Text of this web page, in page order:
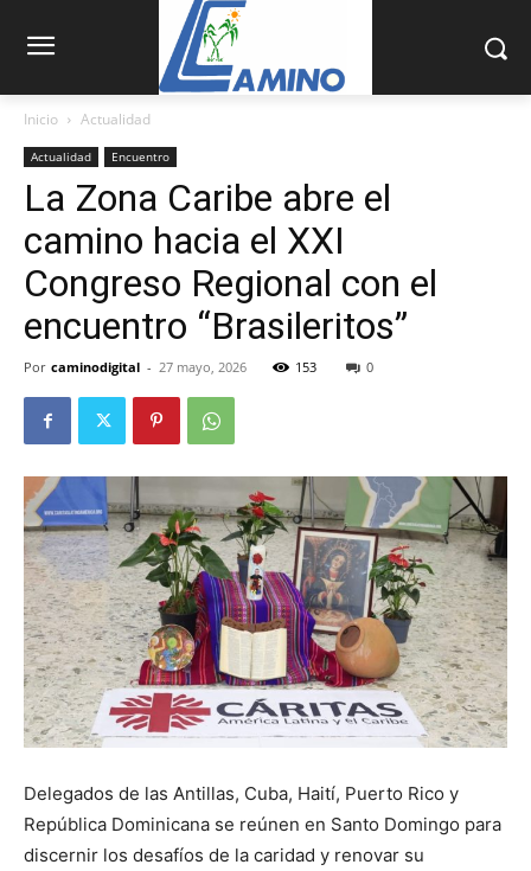
Inicio Actualidad
Actualidad Encuentro
La Zona Caribe abre el
camino hacia el XXI
Congreso Regional con el
encuentro “Brasileritos”
Por caminodigital - 27 mayo, 2026 153 0
Delegados de las Antillas, Cuba, Haití, Puerto Rico y
República Dominicana se reúnen en Santo Domingo para
discernir los desafíos de la caridad y renovar su